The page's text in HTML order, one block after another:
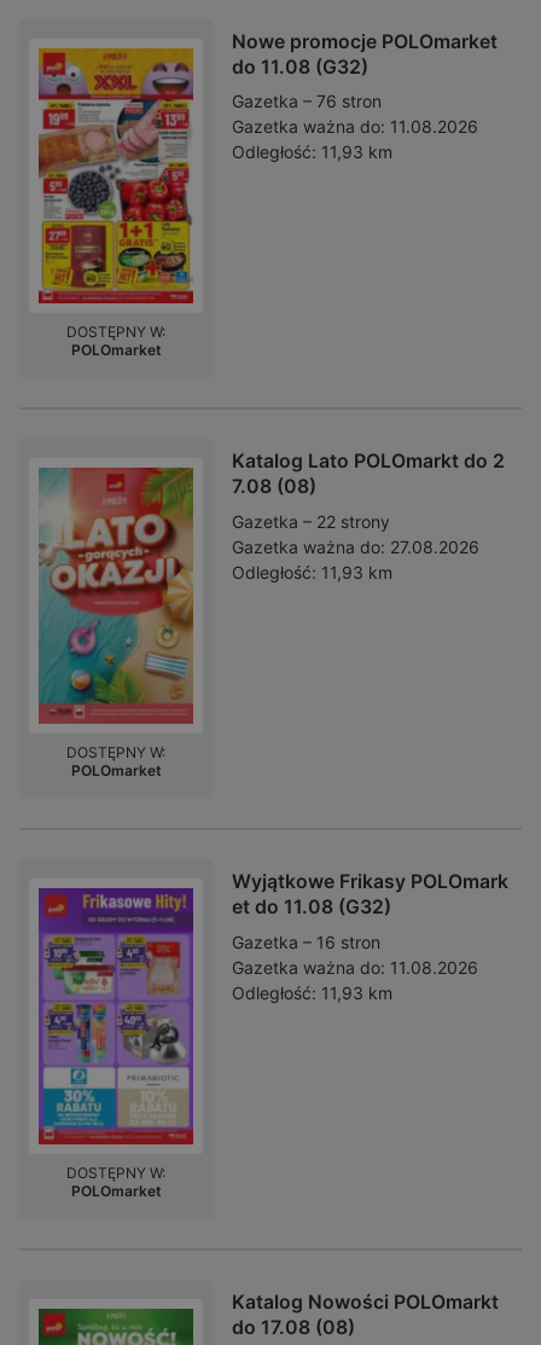
Nowe promocje POLOmarket
do 11.08 (G32)
Gazetka – 76 stron
Gazetka ważna do: 11.08.2026
Odległość: 11,93 km
DOSTĘPNY W:
POLOmarket
Katalog Lato POLOmarkt do 2
7.08 (08)
Gazetka – 22 strony
Gazetka ważna do: 27.08.2026
Odległość: 11,93 km
DOSTĘPNY W:
POLOmarket
Wyjątkowe Frikasy POLOmark
et do 11.08 (G32)
Gazetka – 16 stron
Gazetka ważna do: 11.08.2026
Odległość: 11,93 km
DOSTĘPNY W:
POLOmarket
Katalog Nowości POLOmarkt
do 17.08 (08)